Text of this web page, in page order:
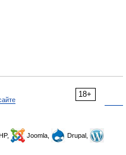
18+
Joomla,
Drupal,